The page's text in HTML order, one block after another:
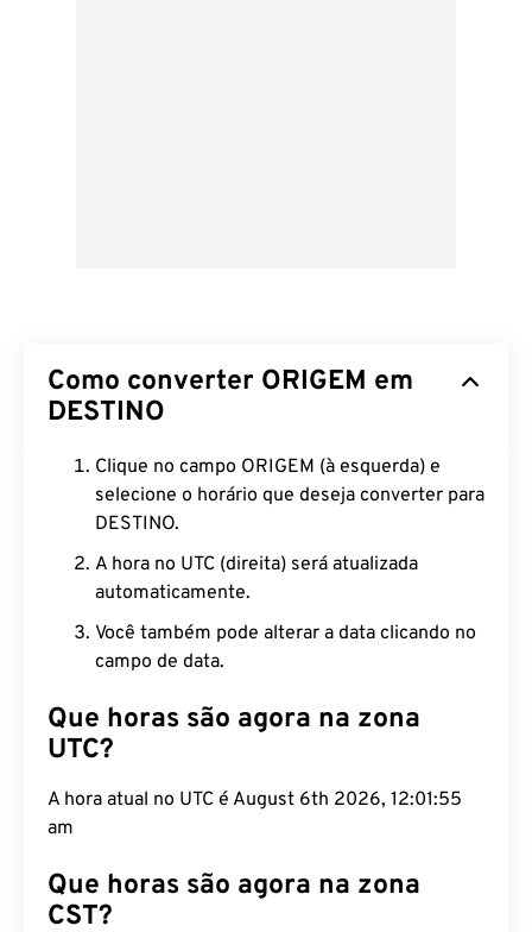
Como converter ORIGEM em
DESTINO
Clique no campo ORIGEM (à esquerda) e
selecione o horário que deseja converter para
DESTINO.
A hora no UTC (direita) será atualizada
automaticamente.
Você também pode alterar a data clicando no
campo de data.
Que horas são agora na zona
UTC?
A hora atual no UTC é August 6th 2026, 12:01:56
am
Que horas são agora na zona
CST?